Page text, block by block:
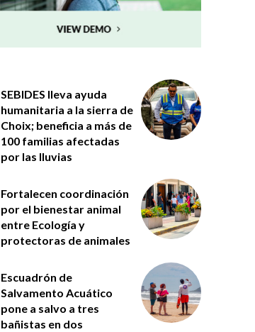
SEBIDES lleva ayuda
humanitaria a la sierra de
Choix; beneficia a más de
100 familias afectadas
por las lluvias
Fortalecen coordinación
por el bienestar animal
entre Ecología y
protectoras de animales
Escuadrón de
Salvamento Acuático
pone a salvo a tres
bañistas en dos